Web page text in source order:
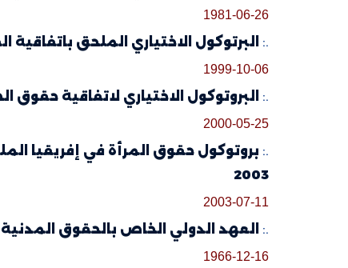
1981-06-26
.: البرتوكول الاختياري الملحق باتفاقية
1999-10-06
.: البروتوكول الاختياري لاتفاقية
2000-05-25
.:
2003
2003-07-11
.: العهد الدولي الخاص بالحقوق المدنية
1966-12-16